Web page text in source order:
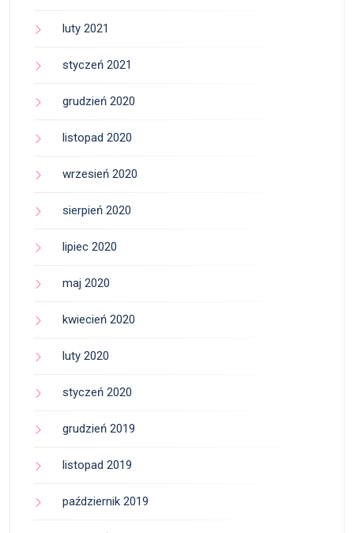
luty 2021
styczeń 2021
grudzień 2020
listopad 2020
wrzesień 2020
sierpień 2020
lipiec 2020
maj 2020
kwiecień 2020
luty 2020
styczeń 2020
grudzień 2019
listopad 2019
październik 2019